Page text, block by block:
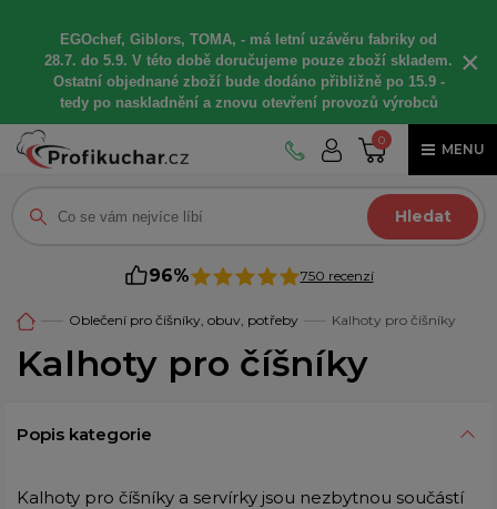
EGOchef, Giblors, TOMA, - má letní uzávěru fabriky od
28.7. do 5.9. V této době doručujeme pouze zboží skladem.
Ostatní objednané zboží bude dodáno přibližně po 15.9 -
tedy po naskladnění a znovu otevření provozů výrobců
×
0
MENU
Hledat
96% 750 recenzí
Oblečení pro číšníky, obuv, potřeby Kalhoty pro číšníky
Kalhoty pro číšníky
Popis kategorie
Kalhoty pro číšníky a servírky jsou nezbytnou součástí